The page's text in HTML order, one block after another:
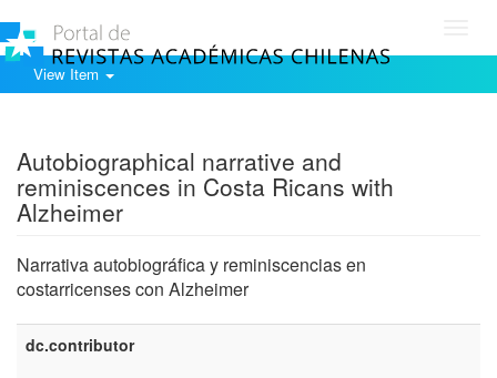
View Item
Autobiographical narrative and
reminiscences in Costa Ricans with
Alzheimer
Narrativa autobiográfica y reminiscencias en
costarricenses con Alzheimer
dc.contributor